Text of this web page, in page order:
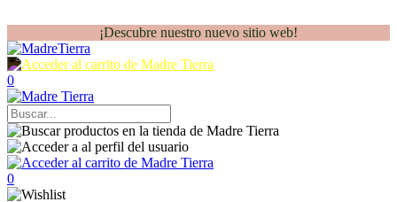
¡Descubre nuestro nuevo sitio web!
0
0